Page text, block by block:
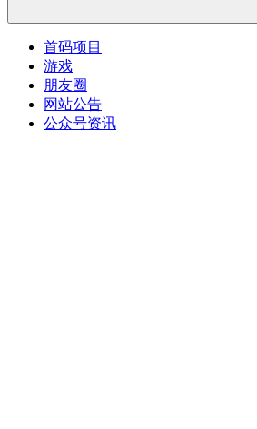
首码项目
游戏
朋友圈
网站公告
公众号资讯